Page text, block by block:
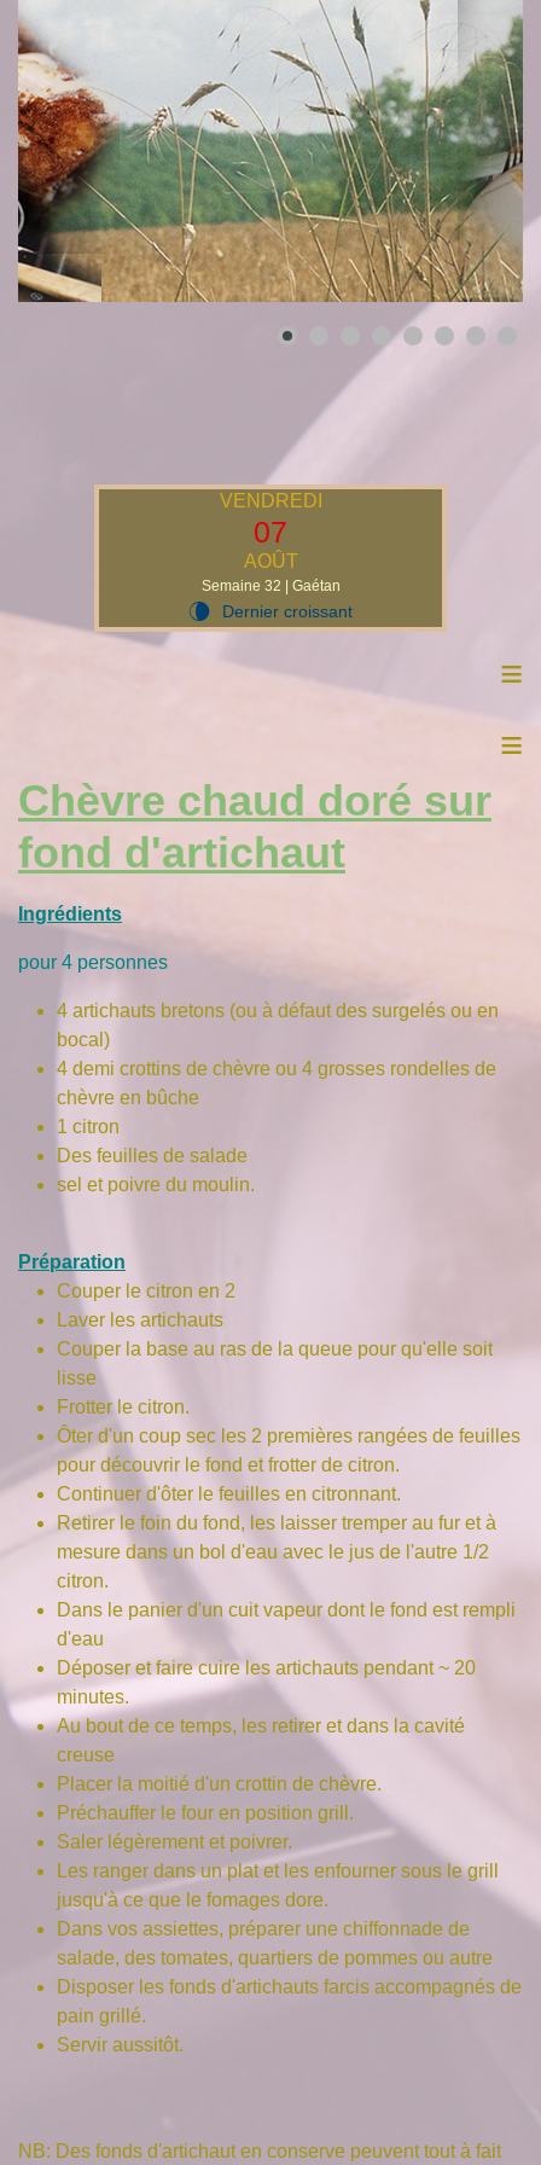
VENDREDI
07
AOÛT
Semaine 32 | Gaétan
V Dernier croissant
≡
≡
Chèvre chaud doré sur
fond d'artichaut
Ingrédients
pour 4 personnes
4 artichauts bretons (ou à défaut des surgelés ou en
bocal)
4 demi crottins de chèvre ou 4 grosses rondelles de
chèvre en bûche
1 citron
Des feuilles de salade
sel et poivre du moulin.
Préparation
Couper le citron en 2
Laver les artichauts
Couper la base au ras de la queue pour qu'elle soit
lisse
Frotter le citron.
Ôter d'un coup sec les 2 premières rangées de feuilles
pour découvrir le fond et frotter de citron.
Continuer d'ôter le feuilles en citronnant.
Retirer le foin du fond, les laisser tremper au fur et à
mesure dans un bol d'eau avec le jus de l'autre 1/2
citron.
Dans le panier d'un cuit vapeur dont le fond est rempli
d'eau
Déposer et faire cuire les artichauts pendant ~ 20
minutes.
Au bout de ce temps, les retirer et dans la cavité
creuse
Placer la moitié d'un crottin de chèvre.
Préchauffer le four en position grill.
Saler légèrement et poivrer.
Les ranger dans un plat et les enfourner sous le grill
jusqu'à ce que le fomages dore.
Dans vos assiettes, préparer une chiffonnade de
salade, des tomates, quartiers de pommes ou autre
Disposer les fonds d'artichauts farcis accompagnés de
pain grillé.
Servir aussitôt.
NB: Des fonds d'artichaut en conserve peuvent tout à fait